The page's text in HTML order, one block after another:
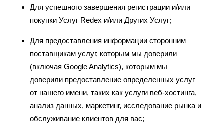
Для успешного завершения регистрации и/или
покупки Услуг Redex и/или Других Услуг;
Для предоставления информации сторонним
поставщикам услуг, которым мы доверили
(включая Google Analytics), которым мы
доверили предоставление определенных услуг
от нашего имени, таких как услуги веб-хостинга,
анализ данных, маркетинг, исследование рынка и
обслуживание клиентов для вас;